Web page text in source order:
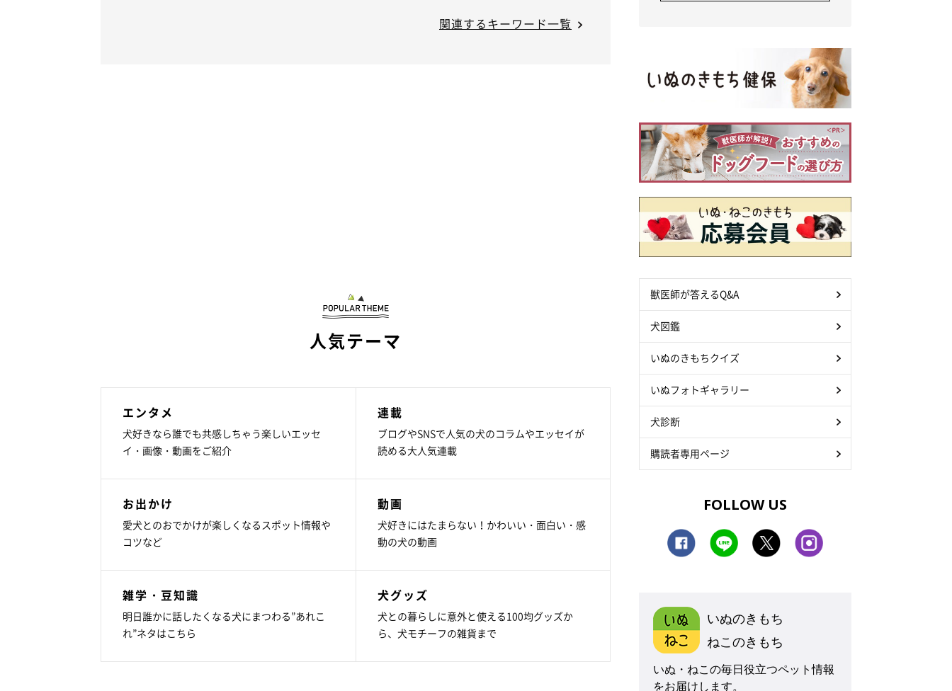
関連するキーワード一覧
人気テーマ
エンタメ
犬好きなら誰でも共感しちゃう楽しいエッセ
イ・画像・動画をご紹介
連載
ブログやSNSで人気の犬のコラムやエッセイが
読める大人気連載
お出かけ
愛犬とのおでかけが楽しくなるスポット情報や
コツなど
動画
犬好きにはたまらない！かわいい・面白い・感
動の犬の動画
雑学・豆知識
明日誰かに話したくなる犬にまつわる”あれこ
れ”ネタはこちら
犬グッズ
犬との暮らしに意外と使える100均グッズか
ら、犬モチーフの雑貨まで
獣医師が答えるQ&A
犬図鑑
いぬのきもちクイズ
いぬフォトギャラリー
犬診断
購読者専用ページ
FOLLOW US
いぬのきもち
ねこのきもち
いぬ・ねこの毎日役立つペット情報
をお届けします。